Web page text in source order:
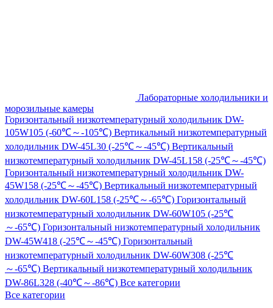
Лабораторные холодильники и
морозильные камеры
Горизонтальный низкотемпературный холодильник DW-
105W105 (-60℃～-105℃) Вертикальный низкотемпературный
холодильник DW-45L30 (-25℃～-45℃) Вертикальный
низкотемпературный холодильник DW-45L158 (-25℃～-45℃)
Горизонтальный низкотемпературный холодильник DW-
45W158 (-25℃～-45℃) Вертикальный низкотемпературный
холодильник DW-60L158 (-25℃～-65℃) Горизонтальный
низкотемпературный холодильник DW-60W105 (-25℃
～-65℃) Горизонтальный низкотемпературный холодильник
DW-45W418 (-25℃～-45℃) Горизонтальный
низкотемпературный холодильник DW-60W308 (-25℃
～-65℃) Вертикальный низкотемпературный холодильник
DW-86L328 (-40℃～-86℃) Все категории
Все категории